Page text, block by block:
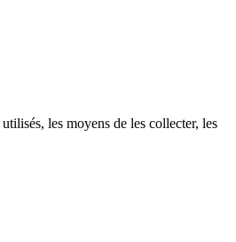
les moyens de les collecter, les